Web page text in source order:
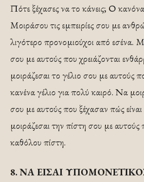
Πότε ξέχασες να το κάνεις; Ο
Μοιράσου τις εμπειρίες σου με
λιγότερο προνομιούχοι από εσένα.
σου με αυτούς που χρειάζονται
μοιράζεσαι το γέλιο σου με αυτούς
κανένα γέλιο για πολύ καιρό. Να
σου με αυτούς που ξέχασαν πώς
μοιράζεσαι την πίστη σου με αυτούς
καθόλου πίστη.
8. ΝΑ ΕΙΣΑΙ